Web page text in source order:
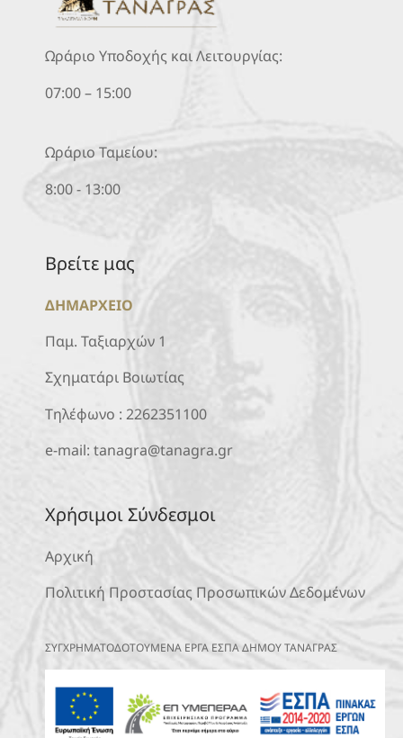
Ωράριο Υποδοχής και Λειτουργίας:
07:00 – 15:00
Ωράριο Ταμείου:
8:00 - 13:00
Βρείτε μας
ΔΗΜΑΡΧΕΙΟ
Παμ. Ταξιαρχών 1
Σχηματάρι Βοιωτίας
Τηλέφωνο : 2262351100
e-mail: tanagra@tanagra.gr
Χρήσιμοι Σύνδεσμοι
Αρχική
Πολιτική Προστασίας Προσωπικών Δεδομένων
ΣΥΓΧΡΗΜΑΤΟΔΟΤΟΥΜΕΝΑ ΕΡΓΑ ΕΣΠΑ ΔΗΜΟΥ ΤΑΝΑΓΡΑΣ